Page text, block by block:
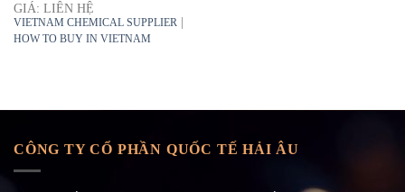
GIÁ: LIÊN HỆ
VIETNAM CHEMICAL SUPPLIER|
HOW TO BUY IN VIETNAM
CÔNG TY CỔ PHẦN QUỐC TẾ HẢI ÂU